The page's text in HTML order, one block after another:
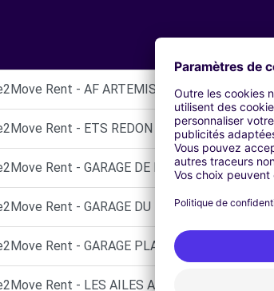
Rent - AF ARTEMIS AUTOMOBILES -
Rent - ETS REDON ET FILS -
Rent - GARAGE DE L'EUROPE - ST-
Rent - GARAGE DU MARAIS -
Rent - GARAGE PLANTEFOL - CHARNY
Rent - LES AILES AUTOMOBILES -